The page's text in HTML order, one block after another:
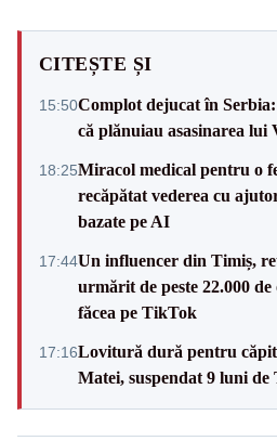
CITEȘTE ȘI
15:50Complot dejucat în
că plănuiau asasinarea lui
18:25Miracol medical pentru o
recăpătat vederea cu
bazate pe AI
17:44Un influencer din Timiș,
urmărit de peste 22.000
făcea pe TikTok
17:16Lovitură dură pentru
Matei, suspendat 9 luni